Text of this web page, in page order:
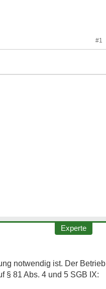
#1
Experte
notwendig ist. Der Betrieb
§ 81 Abs. 4 und 5 SGB IX: